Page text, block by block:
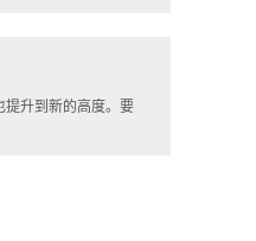
提升到新的高度。要